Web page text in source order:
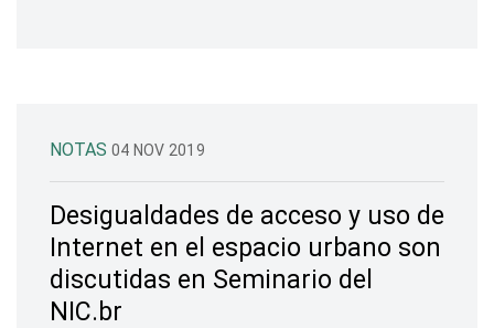
NOTAS 04 NOV 2019
Desigualdades de acceso y uso de
Internet en el espacio urbano son
discutidas en Seminario del
NIC.br